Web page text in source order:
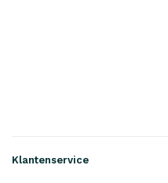
Klantenservice